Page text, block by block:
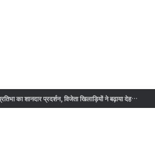
जूडो प्रतियोगिता में प्रतिभा का शानदार प्रदर्शन, विजेता खिलाड़ियों ने बढ़ाया देहरादून का गौरव